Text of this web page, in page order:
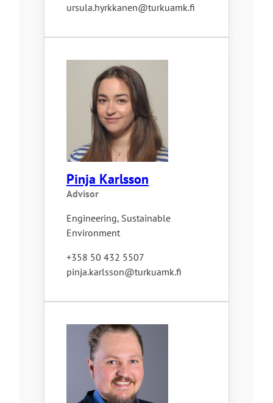
ursula.hyrkkanen@turkuamk.fi
Pinja Karlsson
Advisor
Engineering, Sustainable
Environment
+358 50 432 5507
pinja.karlsson@turkuamk.fi